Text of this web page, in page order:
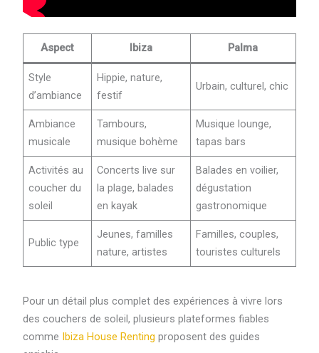
Aspect Ibiza Palma
Style
d’ambiance
Hippie, nature,
festif
Urbain, culturel, chic
Ambiance
musicale
Tambours,
musique bohème
Musique lounge,
tapas bars
Activités au
coucher du
soleil
Concerts live sur
la plage, balades
en kayak
Balades en voilier,
dégustation
gastronomique
Public type
Jeunes, familles
nature, artistes
Familles, couples,
touristes culturels
Pour un détail plus complet des expériences à vivre lors
des couchers de soleil, plusieurs plateformes fiables
comme
Ibiza House Renting proposent des guides